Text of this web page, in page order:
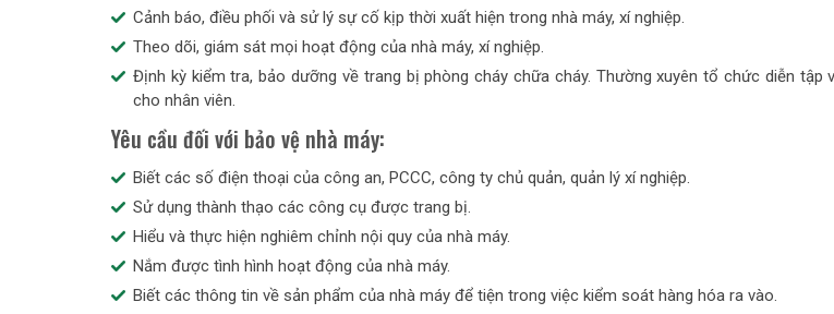
Cảnh báo, điều phối và sử lý sự cố kịp thời xuất hiện trong nhà máy, xí nghiệp.
Theo dõi, giám sát mọi hoạt động của nhà máy, xí nghiệp.
Định kỳ kiểm tra, bảo dưỡng về trang bị phòng cháy chữa cháy. Thường xuyên tổ chức diễn tập
cho nhân viên.
Yêu cầu đối với bảo vệ nhà máy:
Biết các số điện thoại của công an, PCCC, công ty chủ quản, quản lý xí nghiệp.
Sử dụng thành thạo các công cụ được trang bị.
Hiểu và thực hiện nghiêm chỉnh nội quy của nhà máy.
Nắm được tình hình hoạt động của nhà máy.
Biết các thông tin về sản phẩm của nhà máy để tiện trong việc kiểm soát hàng hóa ra vào.